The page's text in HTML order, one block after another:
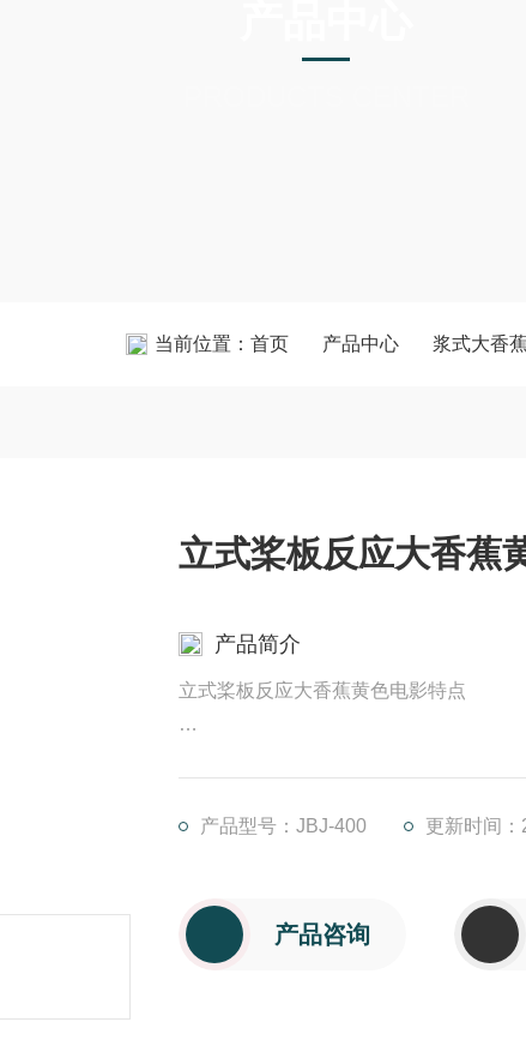
当前位置： 首页 产品中心 浆式大香
立式桨板反应大香蕉
产品简介
立式桨板反应大香蕉黄色电影特点
b） 占地面积小，处理量大，能耗低落；
产品型号：JBJ-400 更新时间：
产品咨询